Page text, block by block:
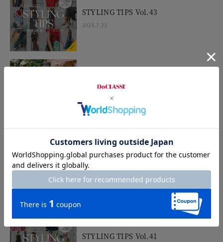
STYLING TIPS Vol.43
2026.7.23
UVスラブワンピ＆カーデ
STYLING TIPS Vol.42
STYLING TIPS Vol.41